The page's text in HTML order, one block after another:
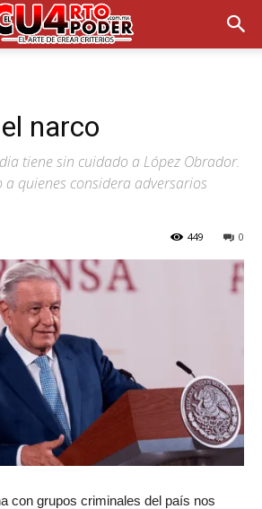
narco
tiene sin cuidado a López Obrador.
a quienes considera adversarios
0
449
con grupos criminales del país nos